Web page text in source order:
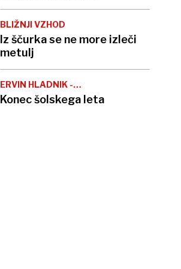
BLIŽNJI VZHOD
Iz ščurka se ne more izleči
metulj
ERVIN HLADNIK -
MILHARČIČ
Konec šolskega leta